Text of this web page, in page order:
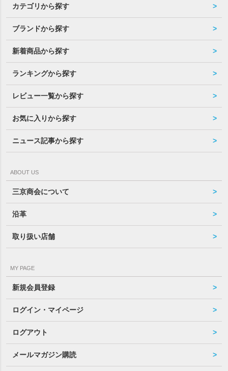
カテゴリから探す
ブランドから探す
新着商品から探す
ランキングから探す
レビュー一覧から探す
お気に入りから探す
ニュース記事から探す
ABOUT US
三京商会について
沿革
取り扱い店舗
MY PAGE
新規会員登録
ログイン・マイページ
ログアウト
メールマガジン購読